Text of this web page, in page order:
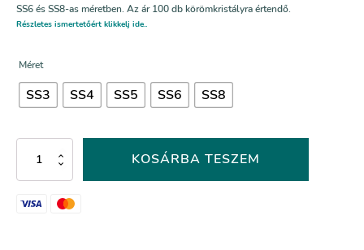
SS6 és SS8-as méretben. Az ár 100 db körömkristályra értendő.
Részletes ismertetőért klikkelj ide..
Méret
SS3 SS4 SS5 SS6 SS8
színű
ragasztható
strasszkő
mennyiség
KOSÁRBA TESZEM